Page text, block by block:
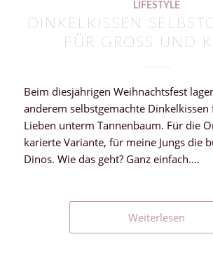
LIFESTYLE
DINKELKISSEN
FÜR GROSS UND
Beim diesjährigen Weihnachtsfest
anderem selbstgemachte
Lieben unterm Tannenbaum. Für die
karierte Variante, für meine Jungs die
Dinos. Wie das geht? Ganz einfach.…
Weiterlesen